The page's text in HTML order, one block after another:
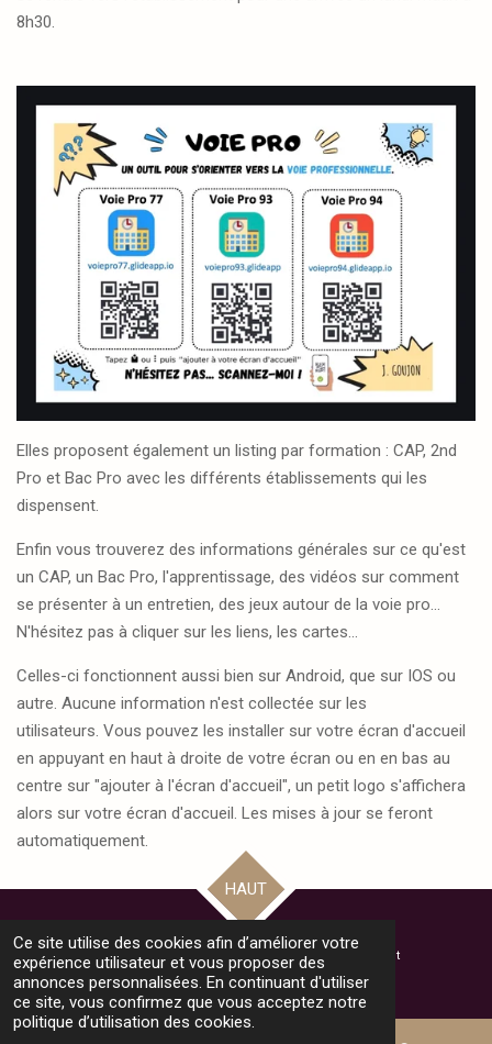
Ce site utilise des cookies afin d’améliorer votre
expérience utilisateur et vous proposer des
annonces personnalisées. En continuant d'utiliser
ce site, vous confirmez que vous acceptez notre
politique d’utilisation des cookies.
8h30.
Elles proposent également un listing par formation : CAP, 2nd
Pro et Bac Pro avec les différents établissements qui les
dispensent.
Enfin vous trouverez des informations générales sur ce qu'est
un CAP, un Bac Pro, l'apprentissage, des vidéos sur comment
se présenter à un entretien, des jeux autour de la voie pro...
N'hésitez pas à cliquer sur les liens, les cartes...
Celles-ci fonctionnent aussi bien sur Android, que sur IOS ou
autre. Aucune information n'est collectée sur les
utilisateurs. Vous pouvez les installer sur votre écran d'accueil
en appuyant en haut à droite de votre écran ou en en bas au
centre sur "ajouter à l'écran d'accueil", un petit logo s'affichera
alors sur votre écran d'accueil. Les mises à jour se feront
automatiquement.
HAUT
© 2024 - 2025 Bienvenue au Collège Monthéty - Pontault Combault